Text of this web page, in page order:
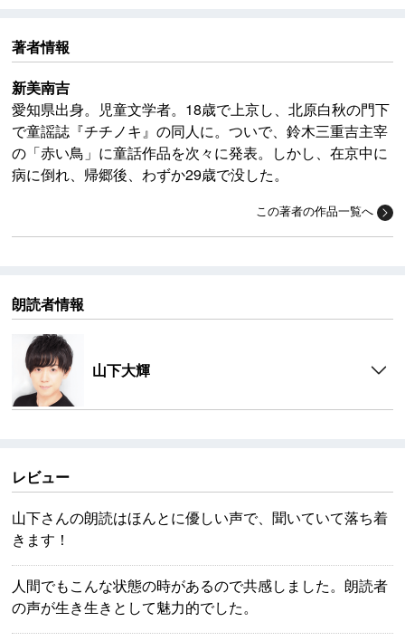
著者情報
新美南吉
愛知県出身。児童文学者。18歳で上京し、北原白秋の門下
で童謡誌『チチノキ』の同人に。ついで、鈴木三重吉主宰
の「赤い鳥」に童話作品を次々に発表。しかし、在京中に
病に倒れ、帰郷後、わずか29歳で没した。
この著者の作品一覧へ
朗読者情報
山下大輝
レビュー
山下さんの朗読はほんとに優しい声で、聞いていて落ち着
きます！
人間でもこんな状態の時があるので共感しました。朗読者
の声が生き生きとして魅力的でした。